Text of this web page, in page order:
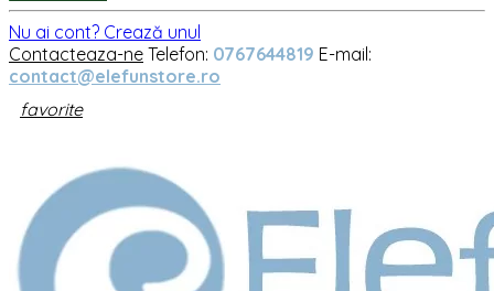
Nu ai cont? Crează unul
Contacteaza-ne Telefon: 0767644819 E-mail:
contact@elefunstore.ro
favorite